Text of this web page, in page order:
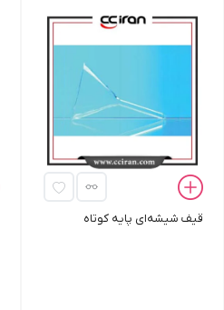
قیف شیشه‌ای پایه کوتاه